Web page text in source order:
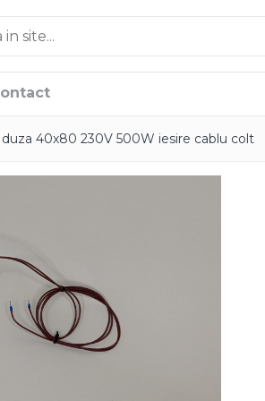
40x80 230V 500W iesire cablu colt